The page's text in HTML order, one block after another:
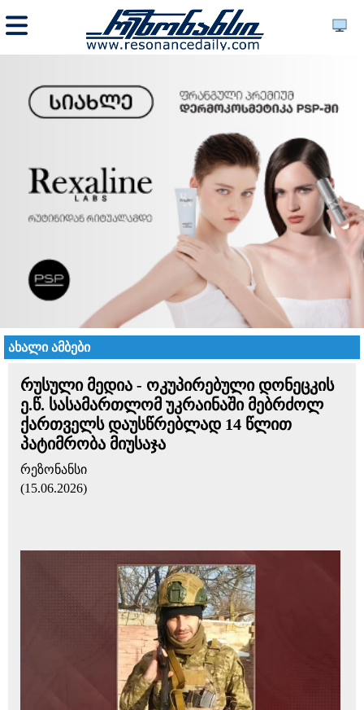
ახალი ამბები
რუსული მედია - ოკუპირებული დონეცკის
ე.წ. სასამართლომ უკრაინაში მებრძოლ
ქართველს დაუსწრებლად 14 წლით
პატიმრობა მიუსაჯა
რეზონანსი
(15.06.2026)